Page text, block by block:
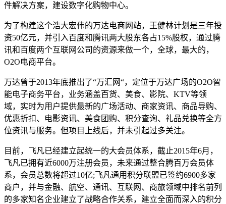
件解决方案，建设数字化购物中心。
为了构建这个浩大宏伟的万达电商网站，王健林计划是三年投
资50亿元，并引入百度和腾讯两大股东各占15%股权，通过腾
讯和百度两个互联网公司的资源来做一个，全球，最大的，
O2O电商平台。
万达曾于2013年底推出了“万汇网“，定位于万达广场的O2O智
能电子商务平台，业务涵盖百货、美食、影院、 KTV等领
域，实时为用户提供最新的广场活动、商家资讯、商品导购、
优惠折扣、电影资讯、美食团购、积分查询、礼品兑换等全方
位资讯与服务。但项目上线后，并未引起过多关注。
目前，飞凡已经建立起统一的大会员体系，截止2015年6月，
飞凡已拥有近6000万注册会员，未来通过整合腾百万会员体
系，会员总数将超过10亿;飞凡通用积分联盟已签约6900多家
商户，并与金融、航空、通讯、互联网、商旅领域中排名前列
的多家知名企业建立了战略合作关系，建立全面而深入的积分